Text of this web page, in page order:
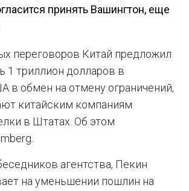
принять Вашингтон, еще
переговоров Китай предложил
1 триллион долларов в
в обмен на отмену ограничений,
китайским компаниям
в Штатах. Об этом
агентства, Пекин
на уменьшении пошлин на